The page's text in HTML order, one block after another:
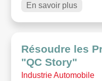
En savoir plus
Résoudre les
"QC Story"
Industrie Automobile